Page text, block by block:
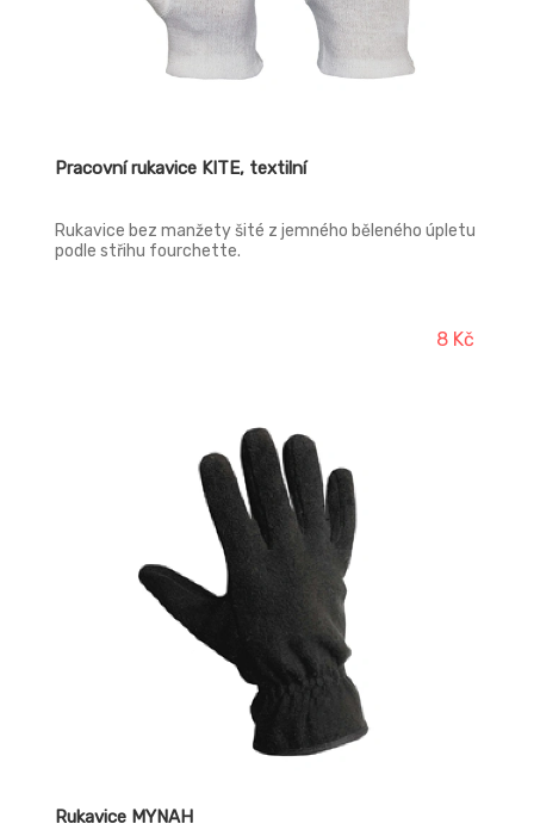
Pracovní rukavice KITE, textilní
Rukavice bez manžety šité z jemného běleného úpletu
podle střihu fourchette.
8 Kč
Rukavice MYNAH